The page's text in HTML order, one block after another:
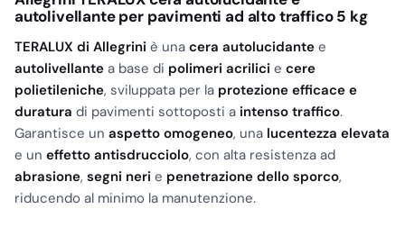
autolivellante per pavimenti ad alto traffico 5 kg
TERALUX di Allegrini è una cera autolucidante e
autolivellante a base di polimeri acrilici e cere
polietileniche, sviluppata per la protezione efficace e
duratura di pavimenti sottoposti a intenso traffico.
Garantisce un aspetto omogeneo, una lucentezza elevata
e un effetto antisdrucciolo, con alta resistenza ad
abrasione, segni neri e penetrazione dello sporco,
riducendo al minimo la manutenzione.